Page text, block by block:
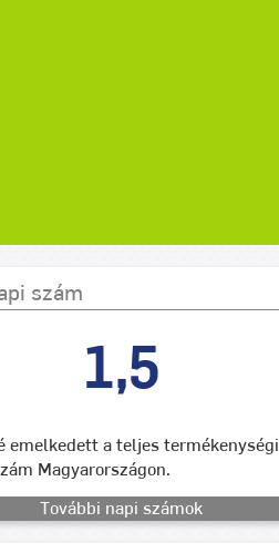
szám
1,5
emelkedett a teljes termékenységi
Magyarországon.
További napi számok